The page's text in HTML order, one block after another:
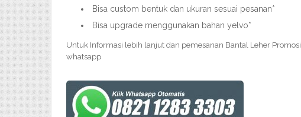
Bisa custom bentuk dan ukuran sesuai pesanan*
Bisa upgrade menggunakan bahan yelvo*
Untuk Informasi lebih lanjut dan pemesanan Bantal Leher Promosi
whatsapp